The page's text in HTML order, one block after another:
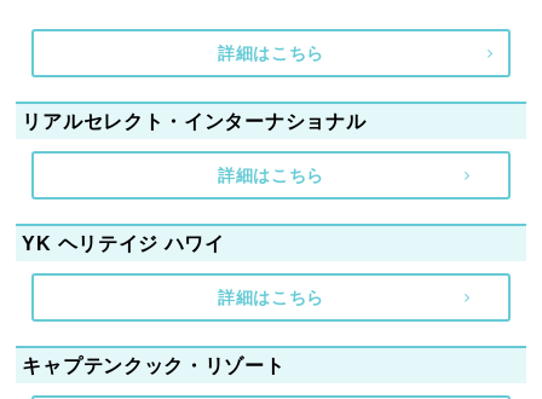
詳細はこちら
リアルセレクト・インターナショナル
詳細はこちら
YK ヘリテイジ ハワイ
詳細はこちら
キャプテンクック・リゾート